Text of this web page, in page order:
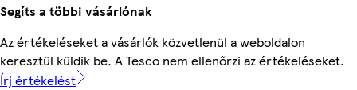
Segíts a többi vásárlónak
Az értékeléseket a vásárlók közvetlenül a weboldalon
keresztül küldik be. A Tesco nem ellenőrzi az értékeléseket.
Írj értékelést